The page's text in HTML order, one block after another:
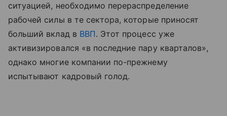
ситуацией, необходимо перераспределение
рабочей силы в те сектора, которые приносят
больший вклад в ВВП. Этот процесс уже
активизировался «в последние пару кварталов»,
однако многие компании по-прежнему
испытывают кадровый голод.